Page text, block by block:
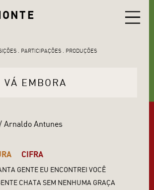
PARTICIPAÇÕES PRODUÇÕES
VÁ EMBORA
Arnaldo Antunes
CIFRA
GENTE EU ENCONTREI VOCÊ
CHATA SEM NENHUMA GRAÇA